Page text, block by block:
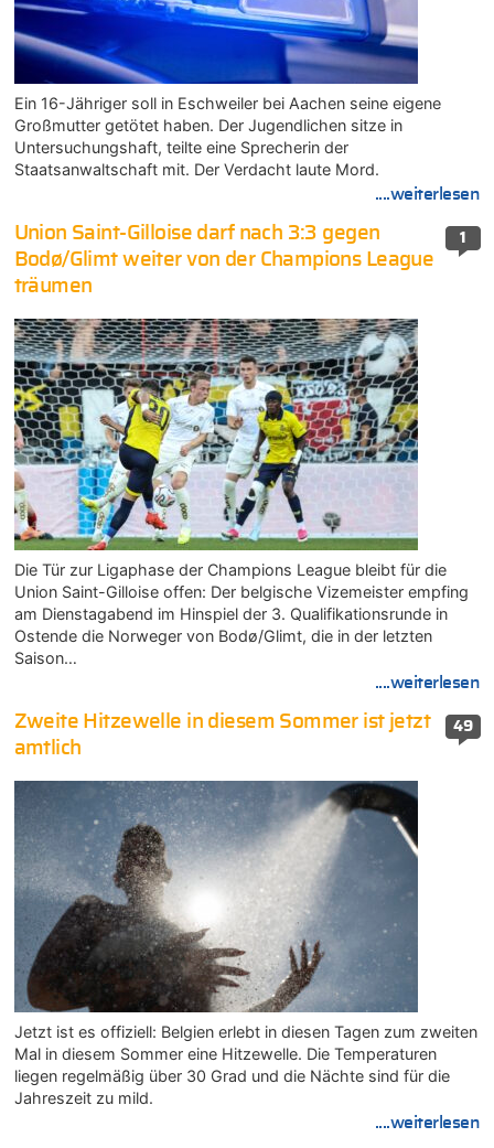
Ein 16-Jähriger soll in Eschweiler bei Aachen seine eigene
Großmutter getötet haben. Der Jugendlichen sitze in
Untersuchungshaft, teilte eine Sprecherin der
Staatsanwaltschaft mit. Der Verdacht laute Mord.
....weiterlesen
1
Union Saint-Gilloise darf nach 3:3 gegen
Bodø/Glimt weiter von der Champions League
träumen
Die Tür zur Ligaphase der Champions League bleibt für die
Union Saint-Gilloise offen: Der belgische Vizemeister empfing
am Dienstagabend im Hinspiel der 3. Qualifikationsrunde in
Ostende die Norweger von Bodø/Glimt, die in der letzten
Saison…
....weiterlesen
49
Zweite Hitzewelle in diesem Sommer ist jetzt
amtlich
Jetzt ist es offiziell: Belgien erlebt in diesen Tagen zum zweiten
Mal in diesem Sommer eine Hitzewelle. Die Temperaturen
liegen regelmäßig über 30 Grad und die Nächte sind für die
Jahreszeit zu mild.
....weiterlesen